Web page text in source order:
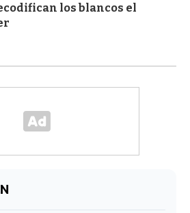
los blancos el